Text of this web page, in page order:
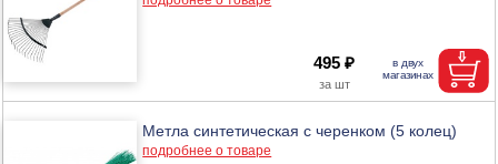
495 ₽
Метла синтетическая с черенком (5 колец)
подробнее о товаре